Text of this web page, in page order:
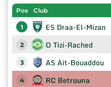
Pos Club
1 ES Draa-El-Mizan
2 O Tizi-Rached
3 AS Ait-Bouaddou
4 RC Betrouna